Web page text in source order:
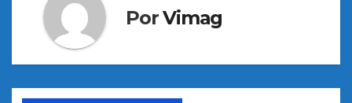
PorVimag